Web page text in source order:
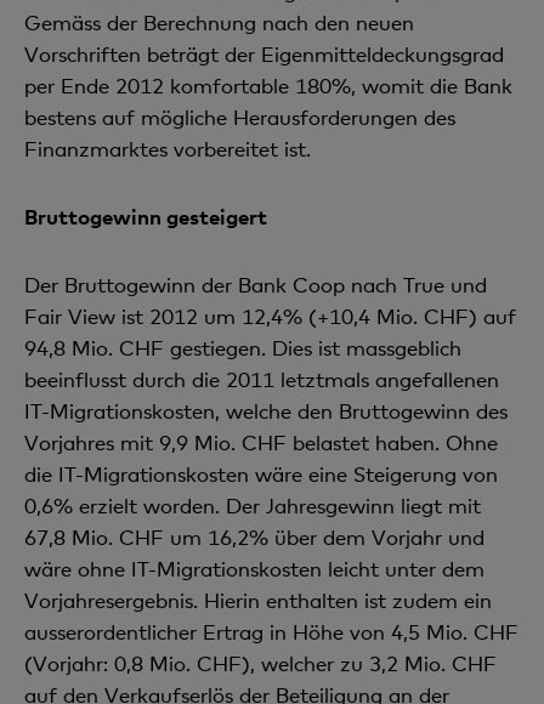
Gemäss der Berechnung nach den neuen
Vorschriften beträgt der Eigenmitteldeckungsgrad
per Ende 2012 komfortable 180%, womit die Bank
bestens auf mögliche Herausforderungen des
Finanzmarktes vorbereitet ist.
Bruttogewinn gesteigert
Der Bruttogewinn der Bank Coop nach True und
Fair View ist 2012 um 12,4% (+10,4 Mio. CHF) auf
94,8 Mio. CHF gestiegen. Dies ist massgeblich
beeinflusst durch die 2011 letztmals angefallenen
IT-Migrationskosten, welche den Bruttogewinn des
Vorjahres mit 9,9 Mio. CHF belastet haben. Ohne
die IT-Migrationskosten wäre eine Steigerung von
0,6% erzielt worden. Der Jahresgewinn liegt mit
67,8 Mio. CHF um 16,2% über dem Vorjahr und
wäre ohne IT-Migrationskosten leicht unter dem
Vorjahresergebnis. Hierin enthalten ist zudem ein
ausserordentlicher Ertrag in Höhe von 4,5 Mio. CHF
(Vorjahr: 0,8 Mio. CHF), welcher zu 3,2 Mio. CHF
auf den Verkaufserlös der Beteiligung an der